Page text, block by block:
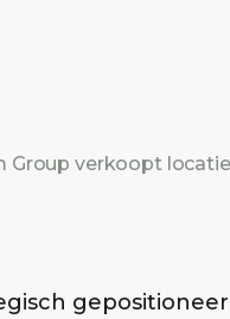
Group verkoopt